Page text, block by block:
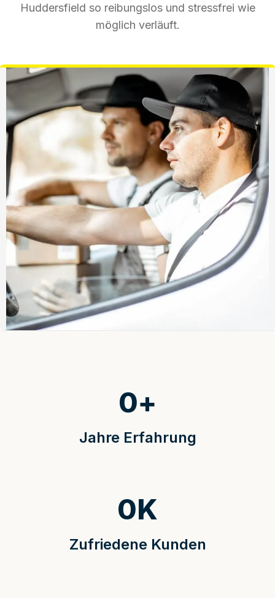
Huddersfield so reibungslos und stressfrei wie
möglich verläuft.
Jahre Erfahrung
0+
Zufriedene Kunden
0K